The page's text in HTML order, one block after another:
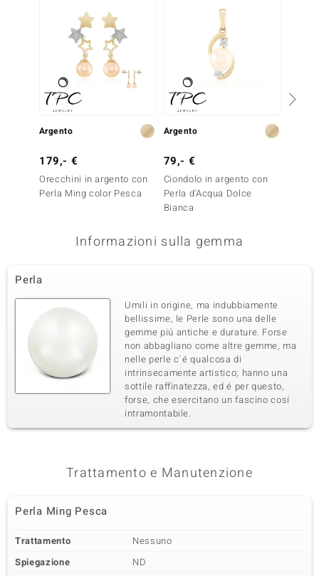
Argento
179,- €
Orecchini in argento con
Perla Ming color Pesca
Argento
79,- €
Ciondolo in argento con
Perla d'Acqua Dolce
Bianca
Informazioni sulla gemma
Perla
Umili in origine, ma indubbiamente
bellissime, le Perle sono una delle
gemme piú antiche e durature. Forse
non abbagliano come altre gemme, ma
nelle perle c´é qualcosa di
intrinsecamente artistico; hanno una
sottile raffinatezza, ed é per questo,
forse, che esercitano un fascino cosí
intramontabile.
Trattamento e Manutenzione
Perla Ming Pesca
Trattamento
Nessuno
Spiegazione
ND